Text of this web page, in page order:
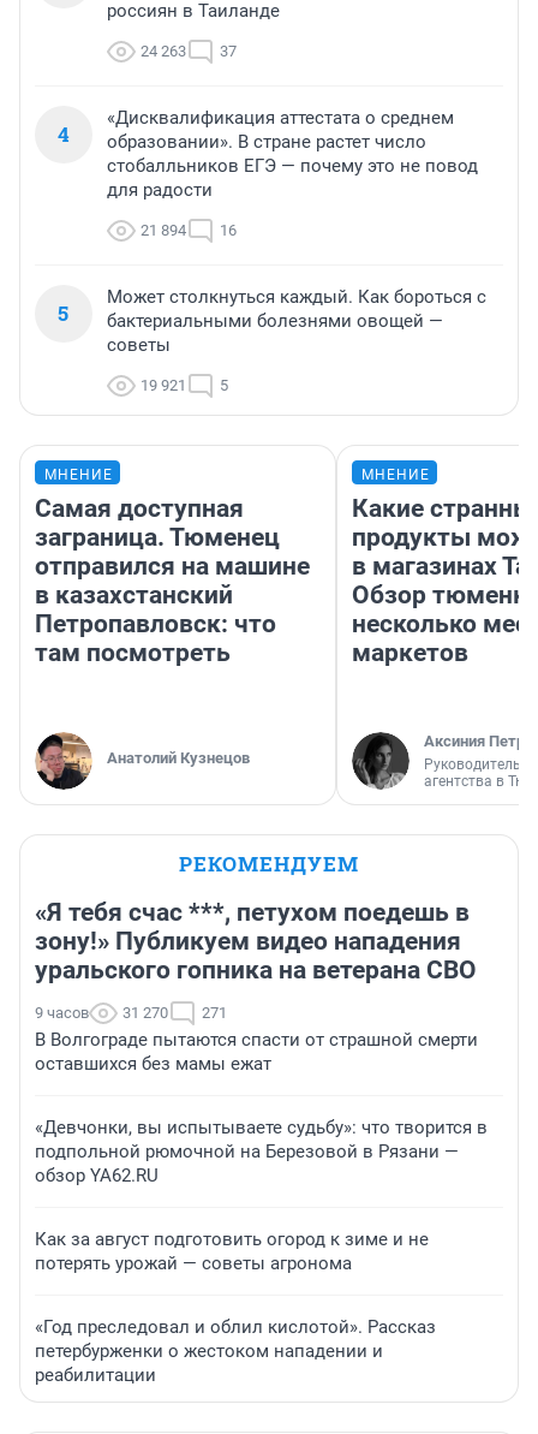
россиян в Таиланде
24 263 37
4
«Дисквалификация аттестата о среднем
образовании». В стране растет число
стобалльников ЕГЭ — почему это не повод
для радости
21 894 16
5
Может столкнуться каждый. Как бороться с
бактериальными болезнями овощей —
советы
19 921 5
МНЕНИЕ
Самая доступная
заграница. Тюменец
отправился на машине
в казахстанский
Петропавловск: что
там посмотреть
Анатолий Кузнецов
МНЕНИЕ
Какие
продукты
в магазинах
Обзор
несколько
маркетов
Аксиния
Руководитель
агентства в
РЕКОМЕНДУЕМ
«Я тебя счас ***, петухом поедешь в
зону!» Публикуем видео нападения
уральского гопника на ветерана СВО
9 часов 31 270 271
В Волгограде пытаются спасти от страшной смерти
оставшихся без мамы ежат
«Девчонки, вы испытываете судьбу»: что творится в
подпольной рюмочной на Березовой в Рязани —
обзор YA62.RU
Как за август подготовить огород к зиме и не
потерять урожай — советы агронома
«Год преследовал и облил кислотой». Рассказ
петербурженки о жестоком нападении и
реабилитации